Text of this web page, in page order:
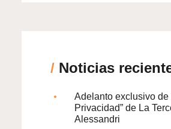
/ Noticias
Adelanto exclusivo de
Privacidad” de La
Alessandri